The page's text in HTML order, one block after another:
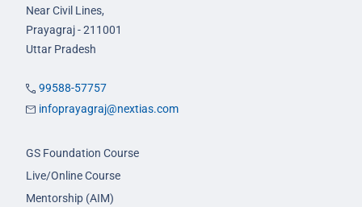
Near Civil Lines,
Prayagraj - 211001
Uttar Pradesh
99588-57757
infoprayagraj@nextias.com
GS Foundation Course
Live/Online Course
Mentorship (AIM)